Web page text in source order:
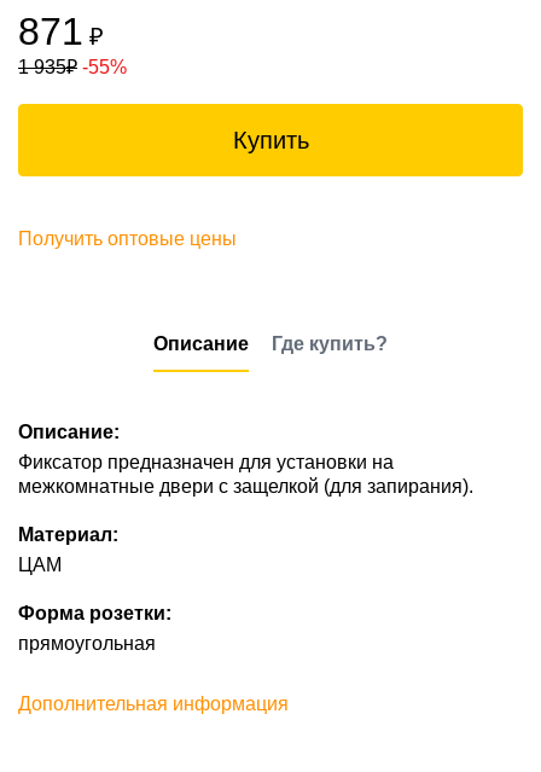
871 ₽
1 935₽ -55%
Купить
Получить оптовые цены
Описание Где купить?
Описание:
Фиксатор предназначен для установки на
межкомнатные двери с защелкой (для запирания).
Материал:
ЦАМ
Форма розетки:
прямоугольная
Дополнительная информация